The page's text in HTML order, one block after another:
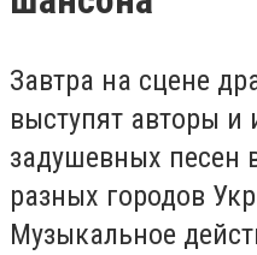
Завтра на сцене
выступят авторы и
задушевных песен
разных городов
Музыкальное